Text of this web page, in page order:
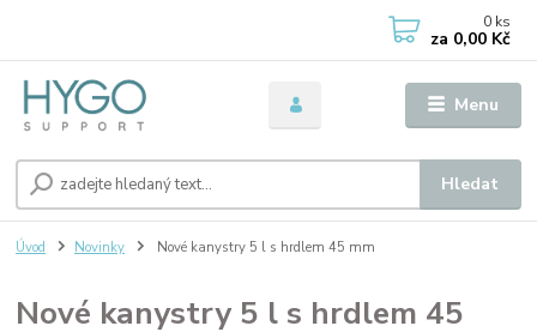
Menu
Hledat
0 ks
za 0,00 Kč
Úvod Novinky Nové kanystry 5 l s hrdlem 45 mm
Nové kanystry 5 l s hrdlem 45